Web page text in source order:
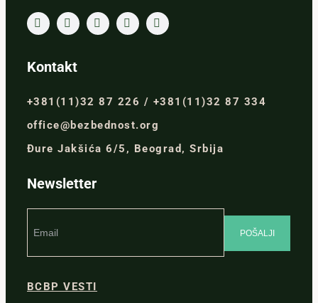
Kontakt
+381(11)32 87 226 / +381(11)32 87 334
office@bezbednost.org
Đure Jakšića 6/5, Beograd, Srbija
Newsletter
BCBP VESTI